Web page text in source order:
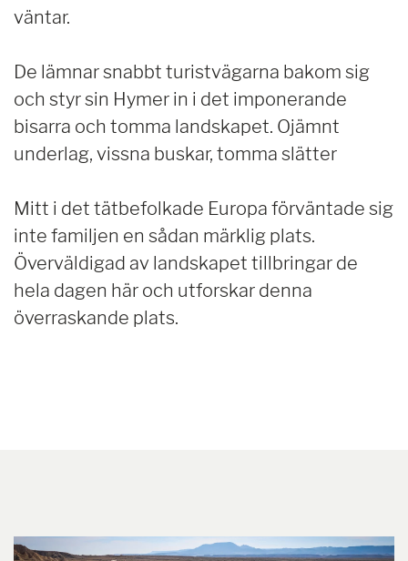
väntar.
De lämnar snabbt turistvägarna bakom sig
och styr sin Hymer in i det imponerande
bisarra och tomma landskapet. Ojämnt
underlag, vissna buskar, tomma slätter
Mitt i det tätbefolkade Europa förväntade sig
inte familjen en sådan märklig plats.
Överväldigad av landskapet tillbringar de
hela dagen här och utforskar denna
överraskande plats.